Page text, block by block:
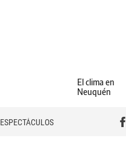
El clima en
Neuquén
ESPECTÁCULOS